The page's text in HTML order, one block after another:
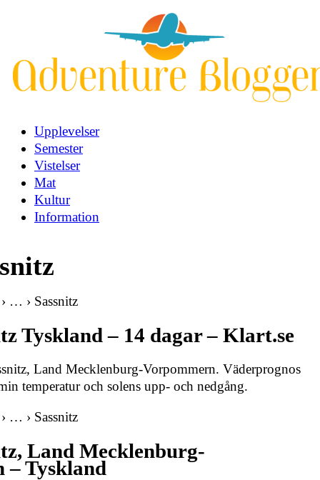
Upplevelser
Semester
Vistelser
Mat
Kultur
Information
… › Sassnitz
Tyskland – 14 dagar – Klart.se
Land Mecklenburg-Vorpommern. Väderprognos
temperatur och solens upp- och nedgång.
… › Sassnitz
Land Mecklenburg-
– Tyskland